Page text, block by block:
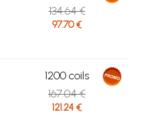
134.64 €
97.70 €
1200 coils
167.04 €
121.24 €